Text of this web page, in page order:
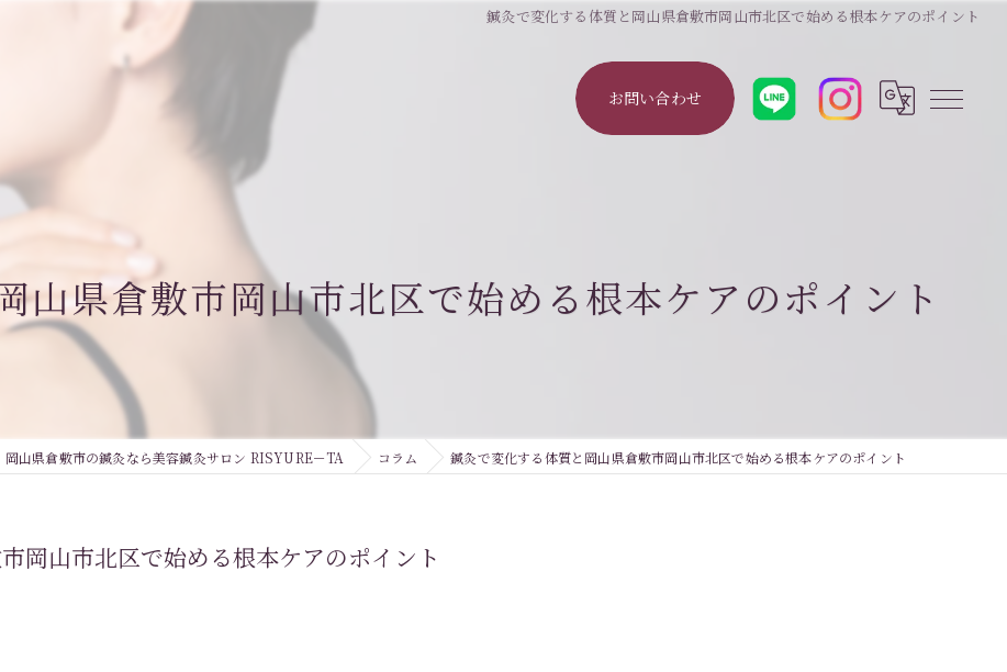
鍼灸で変化する体質と岡山県倉敷市岡山市北区で始める根本ケアのポイント
お問い合わせ
山県倉敷市岡山市北区で始める根本ケアのポイント
岡山県倉敷市の鍼灸なら美容鍼灸サロン RISYURE－TA コラム 鍼灸で変化する体質と岡山県倉敷市岡山市北区で始める根本ケアのポイント
岡山市北区で始める根本ケアのポイント